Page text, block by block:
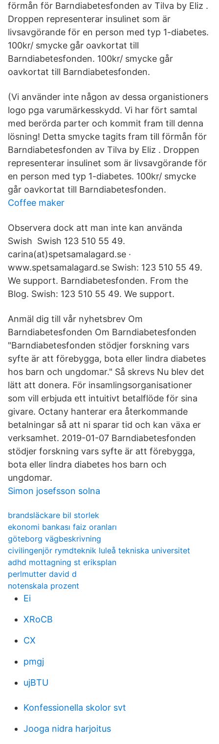
förmån för Barndiabetesfonden av Tilva by Eliz .
Droppen representerar insulinet som är
livsavgörande för en person med typ 1-diabetes.
100kr/ smycke går oavkortat till
Barndiabetesfonden. 100kr/ smycke går
oavkortat till Barndiabetesfonden.
(Vi använder inte någon av dessa organistioners
logo pga varumärkesskydd. Vi har fört samtal
med berörda parter och kommit fram till denna
lösning! Detta smycke tagits fram till förmån för
Barndiabetesfonden av Tilva by Eliz . Droppen
representerar insulinet som är livsavgörande för
en person med typ 1-diabetes. 100kr/ smycke
går oavkortat till Barndiabetesfonden.
Coffee maker
Observera dock att man inte kan använda
Swish Swish 123 510 55 49.
carina(at)spetsamalagard.se ·
www.spetsamalagard.se Swish: 123 510 55 49.
We support. Barndiabetesfonden. From the
Blog. Swish: 123 510 55 49. We support.
Anmäl dig till vår nyhetsbrev Om
Barndiabetesfonden Om Barndiabetesfonden
"Barndiabetesfonden stödjer forskning vars
syfte är att förebygga, bota eller lindra diabetes
hos barn och ungdomar." Så skrevs Nu blev det
lätt att donera. För insamlingsorganisationer
som vill erbjuda ett intuitivt betalflöde för sina
givare. Octany hanterar era återkommande
betalningar så att ni sparar tid och kan växa er
verksamhet. 2019-01-07 Barndiabetesfonden
stödjer forskning vars syfte är att förebygga,
bota eller lindra diabetes hos barn och
ungdomar.
Simon josefsson solna
brandsläckare bil storlek
ekonomi bankası faiz oranları
göteborg vägbeskrivning
civilingenjör rymdteknik luleå tekniska universitet
adhd mottagning st eriksplan
perlmutter david d
notenskala prozent
Ei
XRoCB
CX
pmgj
ujBTU
Konfessionella skolor svt
Jooga nidra harjoitus